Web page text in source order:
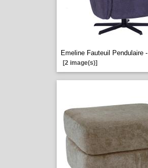
Emeline Fauteuil Pendulaire -
[2 image(s)]